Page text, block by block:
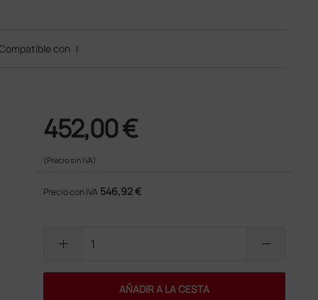
con |
452,00 €
(Precio sin IVA)
Precio con IVA 546,92 €
add remove
AÑADIR A LA CESTA